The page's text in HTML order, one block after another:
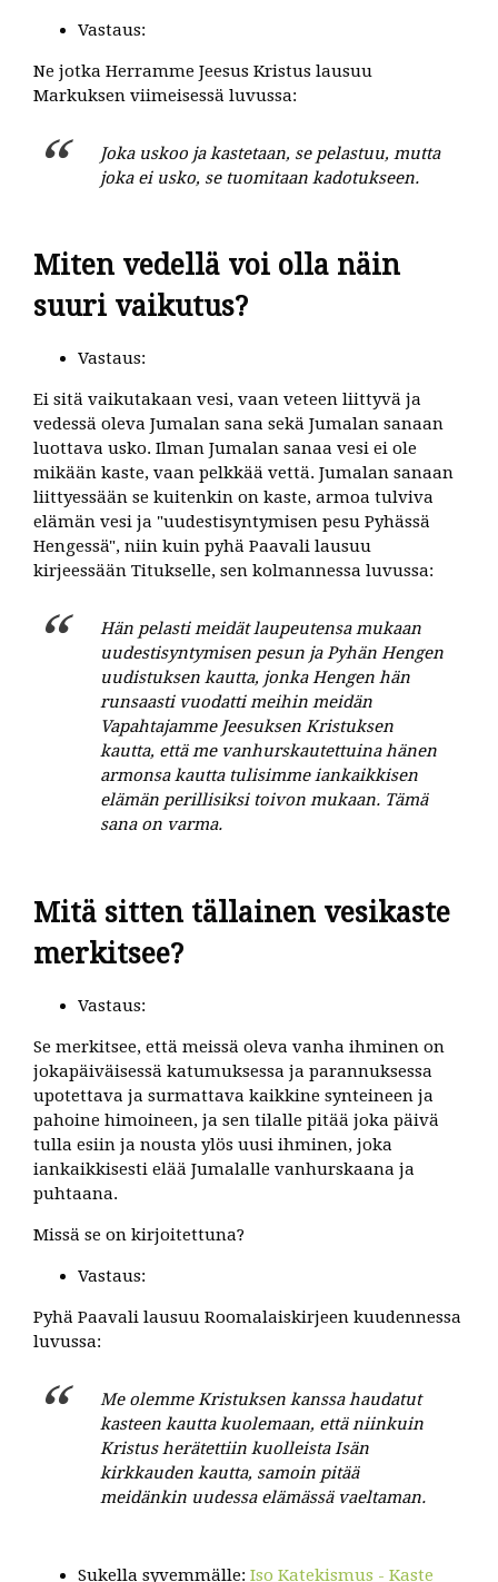
Vastaus:
Ne jotka Herramme Jeesus Kristus lausuu
Markuksen viimeisessä luvussa:
Joka uskoo ja kastetaan, se pelastuu, mutta
joka ei usko, se tuomitaan kadotukseen.
Miten vedellä voi olla näin
suuri vaikutus?
Vastaus:
Ei sitä vaikutakaan vesi, vaan veteen liittyvä ja
vedessä oleva Jumalan sana sekä Jumalan sanaan
luottava usko. Ilman Jumalan sanaa vesi ei ole
mikään kaste, vaan pelkkää vettä. Jumalan sanaan
liittyessään se kuitenkin on kaste, armoa tulviva
elämän vesi ja "uudestisyntymisen pesu Pyhässä
Hengessä", niin kuin pyhä Paavali lausuu
kirjeessään Titukselle, sen kolmannessa luvussa:
Hän pelasti meidät laupeutensa mukaan
uudestisyntymisen pesun ja Pyhän Hengen
uudistuksen kautta, jonka Hengen hän
runsaasti vuodatti meihin meidän
Vapahtajamme Jeesuksen Kristuksen
kautta, että me vanhurskautettuina hänen
armonsa kautta tulisimme iankaikkisen
elämän perillisiksi toivon mukaan. Tämä
sana on varma.
Mitä sitten tällainen vesikaste
merkitsee?
Vastaus:
Se merkitsee, että meissä oleva vanha ihminen on
jokapäiväisessä katumuksessa ja parannuksessa
upotettava ja surmattava kaikkine synteineen ja
pahoine himoineen, ja sen tilalle pitää joka päivä
tulla esiin ja nousta ylös uusi ihminen, joka
iankaikkisesti elää Jumalalle vanhurskaana ja
puhtaana.
Missä se on kirjoitettuna?
Vastaus:
Pyhä Paavali lausuu Roomalaiskirjeen kuudennessa
luvussa:
Me olemme Kristuksen kanssa haudatut
kasteen kautta kuolemaan, että niinkuin
Kristus herätettiin kuolleista Isän
kirkkauden kautta, samoin pitää
meidänkin uudessa elämässä vaeltaman.
Sukella syvemmälle: Iso Katekismus - Kaste